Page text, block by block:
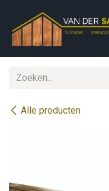
Alle producten